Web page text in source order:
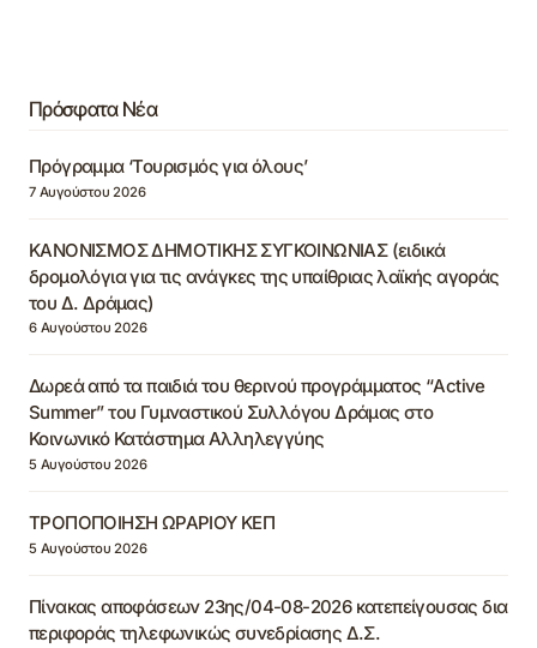
Πρόσφατα Νέα
Πρόγραμμα ‘Τουρισμός για όλους’
7 Αυγούστου 2026
ΚΑΝΟΝΙΣΜΟΣ ΔΗΜΟΤΙΚΗΣ ΣΥΓΚΟΙΝΩΝΙΑΣ (ειδικά
δρομολόγια για τις ανάγκες της υπαίθριας λαϊκής αγοράς
του Δ. Δράμας)
6 Αυγούστου 2026
Δωρεά από τα παιδιά του θερινού προγράμματος “Active
Summer” του Γυμναστικού Συλλόγου Δράμας στο
Κοινωνικό Κατάστημα Αλληλεγγύης
5 Αυγούστου 2026
ΤΡΟΠΟΠΟΙΗΣΗ ΩΡΑΡΙΟΥ ΚΕΠ
5 Αυγούστου 2026
Πίνακας αποφάσεων 23ης/04-08-2026 κατεπείγουσας δια
περιφοράς τηλεφωνικώς συνεδρίασης Δ.Σ.